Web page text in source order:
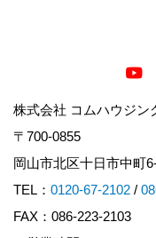
株式会社 コムハウジン
〒700-0855
岡山市北区十日市中町
TEL： 0120-67-2102 /
FAX：086-223-2103